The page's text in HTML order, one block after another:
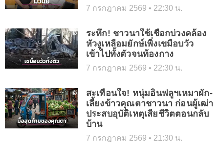
7 กรกฎาคม 2569 22:30 น.
ระทึก! ชาวนาใช้เชือกบ่วงคล้อง
หัวงูเหลือมยักษ์เพิ่งเขมือบวัว
เข้าไปทั้งตัวจนท้องกาง
7 กรกฎาคม 2569 22:30 น.
สะเทือนใจ! หนุ่มอินฟลูฯเหมาผัก-
เลี้ยงข้าวคุณตาชาวนา ก่อนผู้เฒ่า
ประสบอุบัติเหตุเสียชีวิตตอนกลับ
บ้าน
7 กรกฎาคม 2569 21:30 น.